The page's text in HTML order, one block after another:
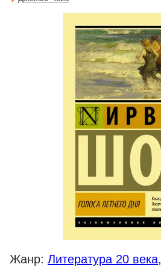
Жанр: Литература 20 века,